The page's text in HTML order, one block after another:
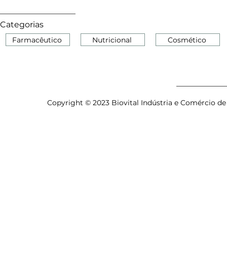
Categorias
Farmacêutico Nutricional Cosmético
Copyright © 2023 Biovital Indústria e Comércio de